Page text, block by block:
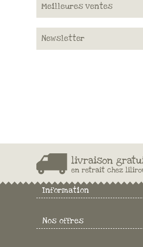
Meilleures ventes
Newsletter
Information
Nos offres